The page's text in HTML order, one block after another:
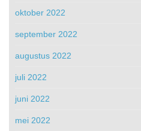
oktober 2022
september 2022
augustus 2022
juli 2022
juni 2022
mei 2022